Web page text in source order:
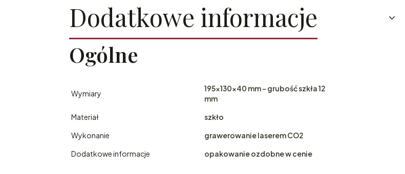
Dodatkowe informacje
Ogólne
Wymiary
195x130x40 mm - grubość szkła 12
mm
Materiał
szkło
Wykonanie
grawerowanie laserem CO2
Dodatkowe informacje
opakowanie ozdobne w cenie